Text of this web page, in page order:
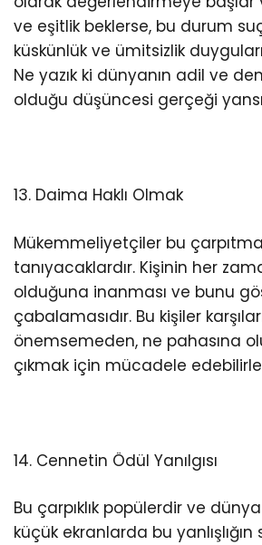
ve eşitlik beklerse, bu durum
küskünlük ve ümitsizlik
Ne yazık ki dünyanın adil ve
olduğu düşüncesi gerçeği
13. Daima Haklı Olmak
Mükemmeliyetçiler bu
tanıyacaklardır. Kişinin her
olduğuna inanması ve bunu
çabalamasıdır. Bu kişiler
önemsemeden, ne pahasına
çıkmak için mücadele
14. Cennetin Ödül Yanılgısı
Bu çarpıklık popülerdir ve
küçük ekranlarda bu yanlışlığın